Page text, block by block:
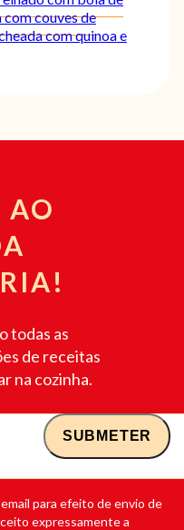
couves de
com quinoa e
AO
todas as
de receitas
na cozinha.
para efeito de envio de
expressamente a